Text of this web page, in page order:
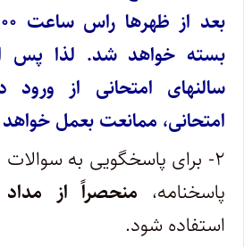
بسته خواهد شد. لذا پس
سالنهای امتحانی از ورود
امتحانی، ممانعت بعمل
۲- برای‌ پاسخگویی‌ به‌
پاسخنامه‌، منحصراً از
استفاده‌ شود.